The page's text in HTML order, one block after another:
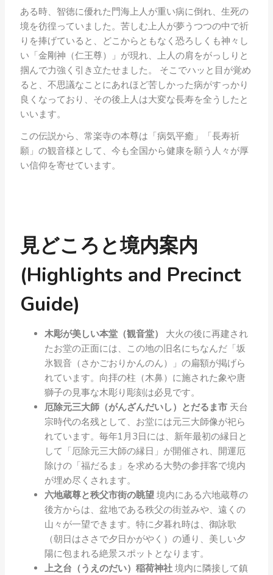
ある時、智徳に優れた門海上人が重い病に倒れ、生死の
境を彷徨っていました。苦しむ上人が夢うつつの中で祈
りを捧げていると、どこからともなく恐ろしくも神々し
い「金剛神（仁王尊）」が現れ、上人の肩をがっしりと
掴んで力強く引き立たせました。 そこでハッと目が覚め
ると、不思議なことにあれほど苦しかった病がすっかり
良くなっており、その後上人は大変な長寿を全うしたと
いいます。
この伝説から、常楽寺の本尊は「病気平癒」「長寿祈
願」の観音様として、今も全国から健康を願う人々が厚
い信仰を寄せています。
見どころと境内案内
(Highlights and Precinct
Guide)
木彫が美しい本堂（観音堂）
大火の後に再建され
たお堂の正面には、この地の旧名にちなんだ「坂
氷観音（さかごおりかんのん）」の扁額が掲げら
れています。向拝の柱（木鼻）に施された象や唐
獅子の見事な木彫り彫刻は必見です。
厄除元三大師（がんざんだいし）とだるま市 天台
宗時代の名残として、お堂には元三大師像が祀ら
れています。毎年1月3日には、新年最初の縁日と
して「厄除元三大師の縁日」が開催され、開運厄
除けの「福だるま」を求める大勢の参拝客で境内
が埋め尽くされます。
六地蔵尊と秩父市街の眺望 境内にある六地蔵尊の
後方からは、盆地である秩父の街並みや、遠くの
山々が一望できます。特に夕暮れ時は、御詠歌
（朝日はささで夕日かがやく）の通り、美しい夕
陽に包まれる絶景スポットとなります。
上之台（うえのだい）稲荷神社 境内に隣接して鎮